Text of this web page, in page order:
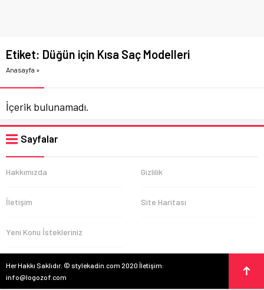
Etiket: Düğün için Kısa Saç Modelleri
Anasayfa »
İçerik bulunamadı.
Sayfalar
Hakkımızda Gizlilik
İletişim Site Haritası
Yeni Konu İstekleriniz
Her Hakkı Saklıdır. © stylekadin.com 2020 İletişim:
info@logozof.com